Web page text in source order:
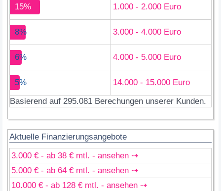
15% 1.000 - 2.000 Euro
8% 3.000 - 4.000 Euro
6% 4.000 - 5.000 Euro
5%
14.000 - 15.000 Euro
Basierend auf 295.081 Berechungen unserer Kunden.
Aktuelle Finanzierungsangebote
3.000 € - ab 38 € mtl. - ansehen ⇢
5.000 € - ab 64 € mtl. - ansehen ⇢
10.000 € - ab 128 € mtl. - ansehen ⇢